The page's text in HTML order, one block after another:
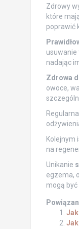
Zdrowy
które
poprawić
usuwanie
nadając
Zdrowa
owoce,
Regularna
Kolejnym
na
Unikanie
egzema,
mogą